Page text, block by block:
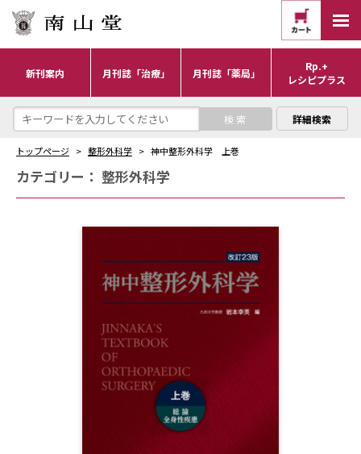
新刊案内 月刊誌「治療」 月刊誌「薬局」
Rp.+
レシピプラス
詳細検索
トップページ 整形外科学 神中整形外科学 上巻
カテゴリー： 整形外科学